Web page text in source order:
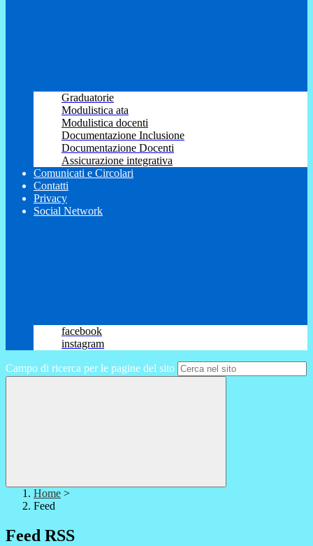
Graduatorie
Modulistica ata
Modulistica docenti
Documentazione Inclusione
Documentazione Docenti
Assicurazione integrativa
Comunicati e Circolari
Contatti
Privacy
Social Network
facebook
instagram
Campo di ricerca per le pagine del sito
Home >
Feed
Feed RSS